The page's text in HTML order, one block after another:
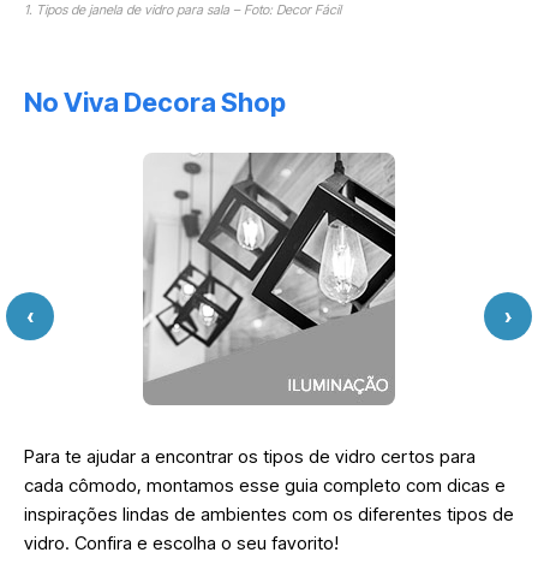
1. Tipos de janela de vidro para sala – Foto: Decor Fácil
No Viva Decora Shop
‹ ›
Para te ajudar a encontrar os tipos de vidro certos para
cada cômodo, montamos esse guia completo com dicas e
inspirações lindas de ambientes com os diferentes tipos de
vidro. Confira e escolha o seu favorito!